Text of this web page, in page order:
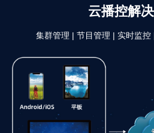
云播控解
集群管理 | 节目管理 | 实时监